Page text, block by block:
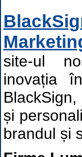
site-ul
inovația
și
brandul și